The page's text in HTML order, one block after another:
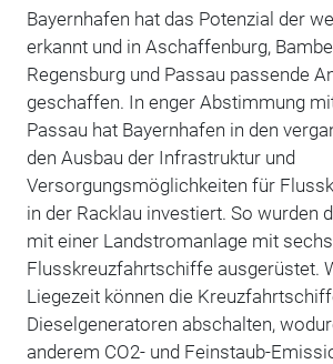
Bayernhafen hat das Potenzial der
erkannt und in Aschaffenburg,
Regensburg und Passau passende
geschaffen. In enger Abstimmung
Passau hat Bayernhafen in den
den Ausbau der Infrastruktur und
Versorgungsmöglichkeiten für
in der Racklau investiert. So wurden
mit einer Landstromanlage mit
Flusskreuzfahrtschiffe ausgerüstet.
Liegezeit können die
Dieselgeneratoren abschalten,
anderem CO2- und Feinstaub-